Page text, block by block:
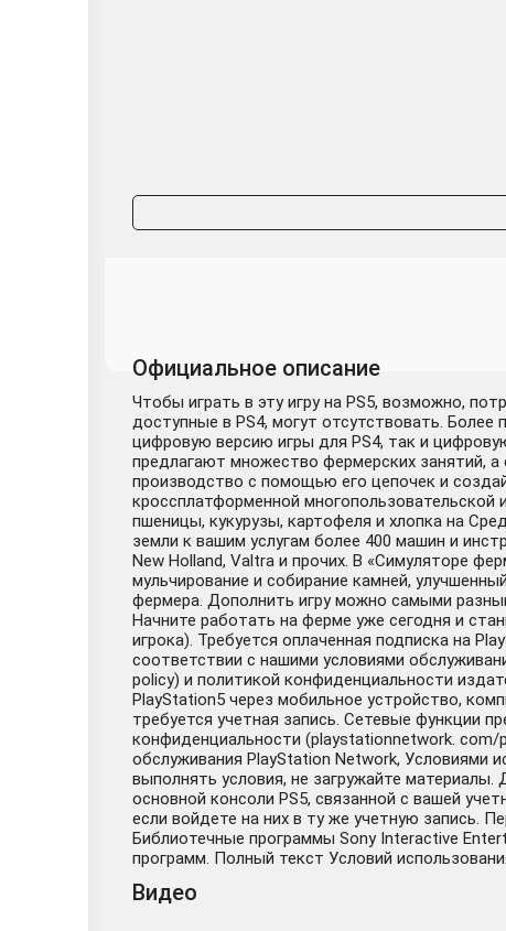
Официальное описание
Чтобы играть в эту игру на PS5, возможно,
доступные в PS4, могут отсутствовать.
цифровую версию игры для PS4, так и
предлагают множество фермерских занятий,
производство с помощью его цепочек и
кроссплатформенной
пшеницы, кукурузы, картофеля и хлопка на
земли к вашим услугам более 400 машин и
New Holland, Valtra и прочих. В «Симуляторе
мульчирование и собирание камней,
фермера. Дополнить игру можно самыми
Начните работать на ферме уже сегодня и
игрока). Требуется оплаченная подписка на
соответствии с нашими условиями
policy) и политикой конфиденциальности
PlayStation5 через мобильное устройство,
требуется учетная запись. Сетевые функции
конфиденциальности (playstationnetwork. com/
обслуживания PlayStation Network, Условиями
выполнять условия, не загружайте
основной консоли PS5, связанной с вашей
если войдете на них в ту же учетную запись.
Библиотечные программы Sony Interactive
программ. Полный текст Условий
Видео